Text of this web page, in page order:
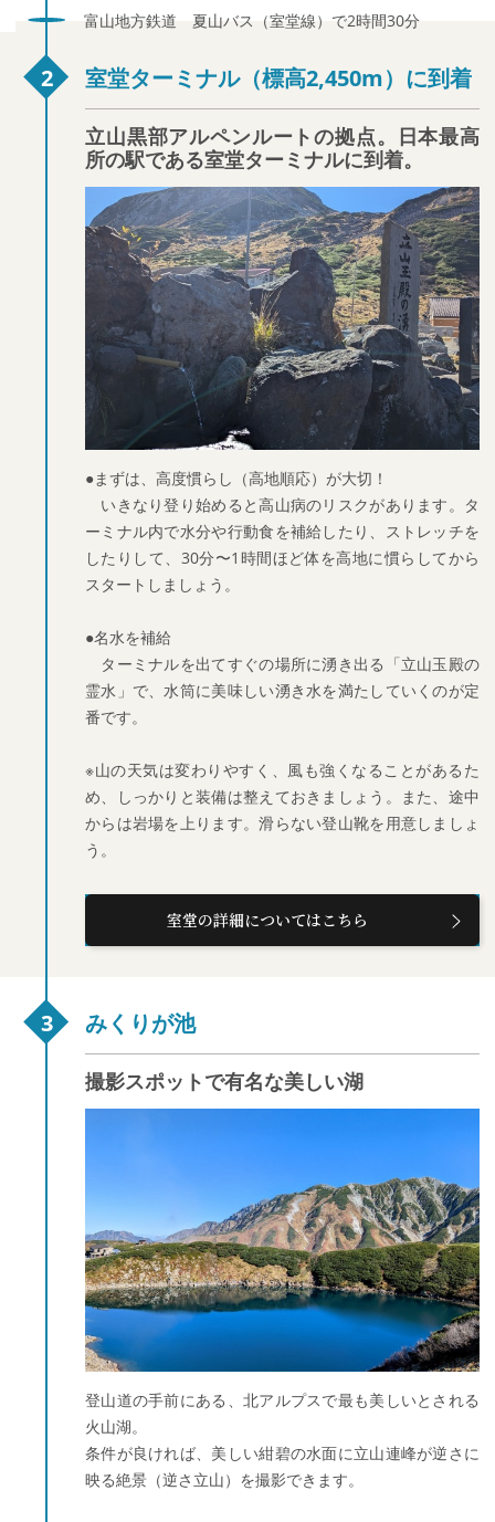
富山地方鉄道 夏山バス（室堂線）で2時間30分
室堂ターミナル（標高2,450m）に到着
立山黒部アルペンルートの拠点。日本最高
所の駅である室堂ターミナルに到着。
●まずは、高度慣らし（高地順応）が大切！
いきなり登り始めると高山病のリスクがあります。タ
ーミナル内で水分や行動食を補給したり、ストレッチを
したりして、30分〜1時間ほど体を高地に慣らしてから
スタートしましょう。
●名水を補給
ターミナルを出てすぐの場所に湧き出る「立山玉殿の
霊水」で、水筒に美味しい湧き水を満たしていくのが定
番です。
※山の天気は変わりやすく、風も強くなることがあるた
め、しっかりと装備は整えておきましょう。また、途中
からは岩場を上ります。滑らない登山靴を用意しましょ
う。
室堂の詳細についてはこちら
みくりが池
撮影スポットで有名な美しい湖
登山道の手前にある、北アルプスで最も美しいとされる
火山湖。
条件が良ければ、美しい紺碧の水面に立山連峰が逆さに
映る絶景（逆さ立山）を撮影できます。